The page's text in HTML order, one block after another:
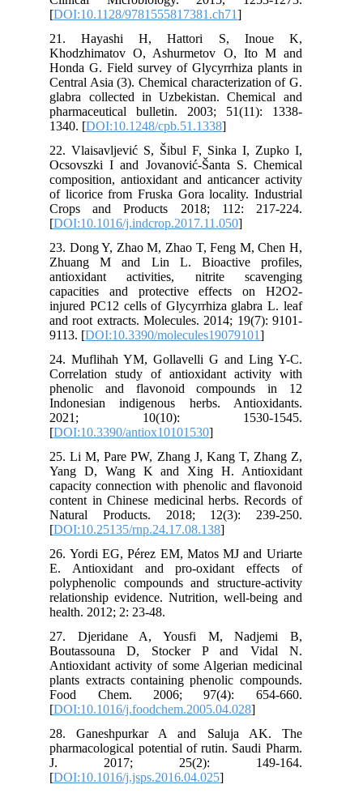
[DOI:10.1128/9781555817381.ch71
21. Hayashi H, Hattori S, Inoue K,
Khodzhimatov O, Ashurmetov O, Ito M and
Honda G. Field survey of Glycyrrhiza plants in
Central Asia (3). Chemical characterization of G.
glabra collected in Uzbekistan. Chemical and
pharmaceutical bulletin. 2003; 51(11): 1338-
1340. [DOI:10.1248/cpb.51.1338
22. Vlaisavljević S, Šibul F, Sinka I, Zupko I,
Ocsovszki I and Jovanović-Šanta S. Chemical
composition, antioxidant and anticancer activity
of licorice from Fruska Gora locality. Industrial
Crops and Products 2018; 112: 217-224.
[DOI:10.1016/j.indcrop.2017.11.050
23. Dong Y, Zhao M, Zhao T, Feng M, Chen H,
Zhuang M and Lin L. Bioactive profiles,
antioxidant activities, nitrite scavenging
capacities and protective effects on H2O2-
injured PC12 cells of Glycyrrhiza glabra L. leaf
and root extracts. Molecules. 2014; 19(7): 9101-
9113. [DOI:10.3390/molecules19079101
24. Muflihah YM, Gollavelli G and Ling Y-C.
Correlation study of antioxidant activity with
phenolic and flavonoid compounds in 12
Indonesian indigenous herbs. Antioxidants.
2021; 10(10): 1530-1545.
[DOI:10.3390/antiox10101530
25. Li M, Pare PW, Zhang J, Kang T, Zhang Z,
Yang D, Wang K and Xing H. Antioxidant
capacity connection with phenolic and flavonoid
content in Chinese medicinal herbs. Records of
Natural Products. 2018; 12(3): 239-250.
[DOI:10.25135/rnp.24.17.08.138
26. Yordi EG, Pérez EM, Matos MJ and Uriarte
E. Antioxidant and pro-oxidant effects of
polyphenolic compounds and structure-activity
relationship evidence. Nutrition, well-being and
health. 2012; 2: 23-48.
27. Djeridane A, Yousfi M, Nadjemi B,
Boutassouna D, Stocker P and Vidal N.
Antioxidant activity of some Algerian medicinal
plants extracts containing phenolic compounds.
Food Chem. 2006; 97(4): 654-660.
[DOI:10.1016/j.foodchem.2005.04.028
28. Ganeshpurkar A and Saluja AK. The
pharmacological potential of rutin. Saudi Pharm.
J. 2017; 25(2): 149-164.
[DOI:10.1016/j.jsps.2016.04.025